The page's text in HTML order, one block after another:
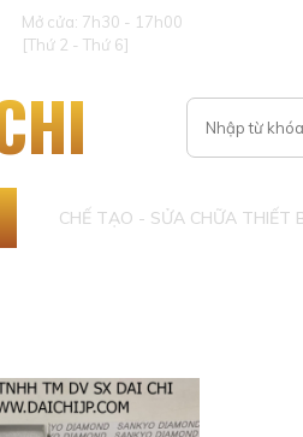
Mở cửa: 7h30 - 17h00
[Thứ 2 - Thứ 6]
CHẾ TẠO - SỬA CHỮA THIẾT